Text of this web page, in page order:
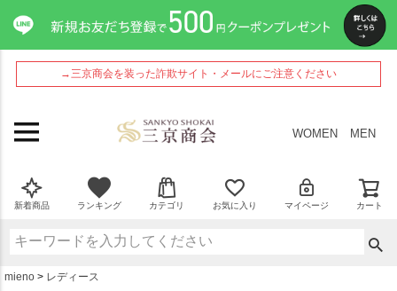
→三京商会を装った詐欺サイト・メールにご注意ください
WOMEN MEN
新着商品 ランキング カテゴリ お気に入り マイページ カート
mieno レディース
ペー
ジト
ップ
へ